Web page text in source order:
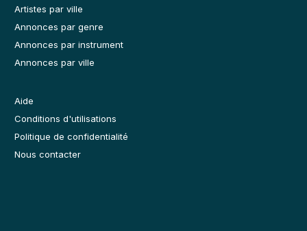
Artistes par ville
Annonces par genre
Annonces par instrument
Annonces par ville
Aide
Conditions d'utilisations
Politique de confidentialité
Nous contacter